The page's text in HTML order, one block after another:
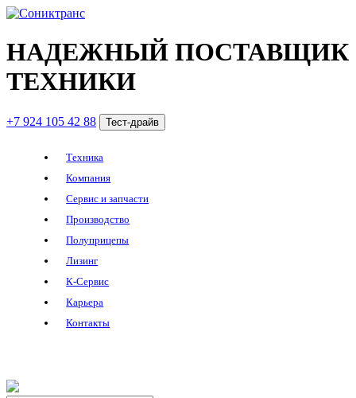
НАДЕЖНЫЙ ПОСТАВЩИК
ТЕХНИКИ
+7 924 105 42 88 Тест-драйв
Техника
Компания
Сервис и запчасти
Производство
Полуприцепы
Лизинг
К-Сервис
Карьера
Контакты